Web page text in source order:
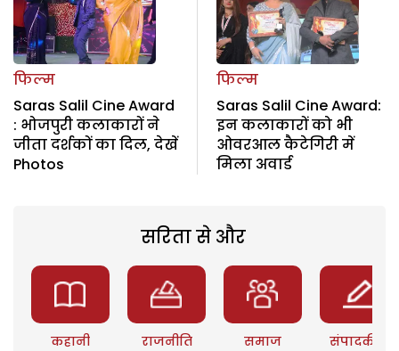
फिल्म
Saras Salil Cine Award
: भोजपुरी कलाकारों ने
जीता दर्शकों का दिल, देखें
Photos
फिल्म
Saras Salil Cine Award:
इन कलाकारों को भी
ओवरआल कैटेगिरी में
मिला अवार्ड
सरिता से और
कहानी राजनीति समाज संपादकीय